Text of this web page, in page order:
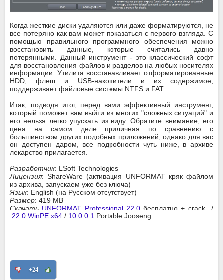
Когда жесткие диски удаляются или даже форматируются, не
все потеряно как вам может показаться с первого взгляда. С
помощью правильного программного обеспечения можно
восстановить данные, которые считались давно
потерянными. Данный инструмент - это классический софт
для восстановления файлов и разделов на любых носителях
информации. Утилита восстанавливает отформатированные
HDD, флеш и USB-накопители и их содержимое,
поддерживает файловые системы NTFS и FAT.
Итак, подводя итог, перед вами эффективный инструмент,
который поможет вам выйти из многих "сложных ситуаций" и
его нельзя легко упускать из виду. Обратите внимание, его
цена на самом деле приличная по сравнению с
большинством других подобных приложений, однако для вас
он доступен даром, все подробности чуть ниже, в архиве
лекарство прилагается.
Разработчик: LSoft Technologies
Лицензия: ShareWare (активация UNFORMAT кряк файлом
из архива, запускаем уже без ключа)
Язык: English (на Русском отсутствует)
Размер: 419 MB
Скачать UNFORMAT Professional 22.0бесплатно + crack /
22.0 WinPE x64 / 10.0.0.1 Portable Jooseng
+24